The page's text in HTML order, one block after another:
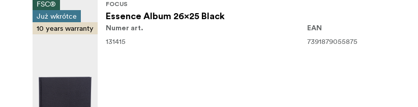
FSC®
Już wkrótce
10 years warranty
FOCUS
Essence Album 26x25 Black
Numer art.
131415
EAN
7391879055875